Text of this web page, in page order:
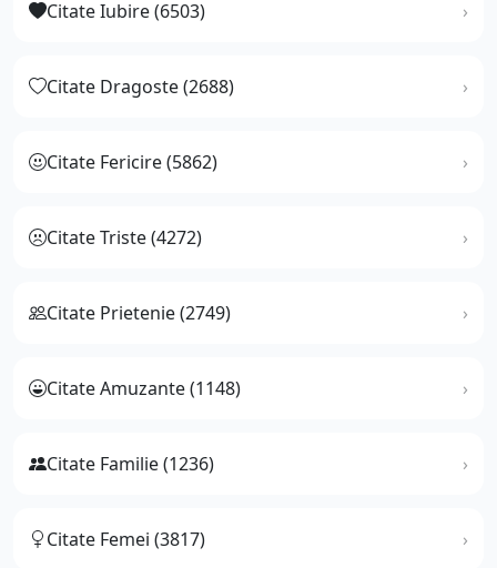
Citate Iubire (6503)
Citate Dragoste (2688)
Citate Fericire (5862)
Citate Triste (4272)
Citate Prietenie (2749)
Citate Amuzante (1148)
Citate Familie (1236)
Citate Femei (3817)